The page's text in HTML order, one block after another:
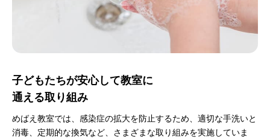
子どもたちが安心して教室に
通える取り組み
めばえ教室では、感染症の拡大を防止するため、適切な手洗いと
消毒、定期的な換気など、さまざまな取り組みを実施していま